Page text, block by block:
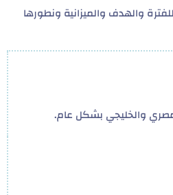
والهدف والميزانية ونطورها
والخليجي بشكل عام.